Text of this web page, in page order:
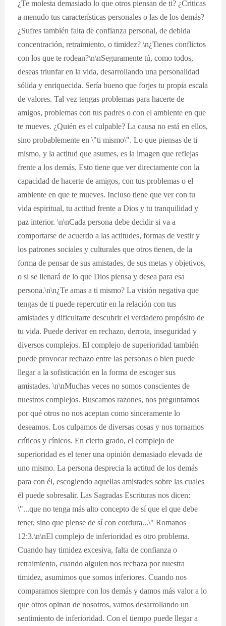
¿Te molesta demasiado lo que otros piensan de ti? ¿Criticas
a menudo tus características personales o las de los demás?
¿Sufres también falta de confianza personal, de debida
concentración, retraimiento, o timidez? \n¿Tienes conflictos
con los que te rodean?\n\nSeguramente tú, como todos,
deseas triunfar en la vida, desarrollando una personalidad
sólida y enriquecida. Sería bueno que forjes tu propia escala
de valores. Tal vez tengas problemas para hacerte de
amigos, problemas con tus padres o con el ambiente en que
te mueves. ¿Quién es el culpable? La causa no está en ellos,
sino probablemente en \"ti mismo\". Lo que piensas de ti
mismo, y la actitud que asumes, es la imagen que reflejas
frente a los demás. Esto tiene que ver directamente con la
capacidad de hacerte de amigos, con tus problemas o el
ambiente en que te mueves. Incluso tiene que ver con tu
vida espiritual, tu actitud frente a Dios y tu tranquilidad y
paz interior. \n\nCada persona debe decidir si va a
comportarse de acuerdo a las actitudes, formas de vestir y
los patrones sociales y culturales que otros tienen, de la
forma de pensar de sus amistades, de sus metas y objetivos,
o si se llenará de lo que Dios piensa y desea para esa
persona.\n\n¿Te amas a ti mismo? La visión negativa que
tengas de ti puede repercutir en la relación con tus
amistades y dificultarte descubrir el verdadero propósito de
tu vida. Puede derivar en rechazo, derrota, inseguridad y
diversos complejos. El complejo de superioridad también
puede provocar rechazo entre las personas o bien puede
llegar a la sofisticación en la forma de escoger sus
amistades. \n\nMuchas veces no somos conscientes de
nuestros complejos. Buscamos razones, nos preguntamos
por qué otros no nos aceptan como sinceramente lo
deseamos. Los culpamos de diversas cosas y nos tornamos
críticos y cínicos. En cierto grado, el complejo de
superioridad es el tener una opinión demasiado elevada de
uno mismo. La persona desprecia la actitud de los demás
para con él, escogiendo aquellas amistades sobre las cuales
él puede sobresalir. Las Sagradas Escrituras nos dicen:
\"...que no tenga más alto concepto de sí que el que debe
tener, sino que piense de sí con cordura...\" Romanos
12:3.\n\nEl complejo de inferioridad es otro problema.
Cuando hay timidez excesiva, falta de confianza o
retraimiento, cuando alguien nos rechaza por nuestra
timidez, asumimos que somos inferiores. Cuando nos
comparamos siempre con los demás y damos más valor a lo
que otros opinan de nosotros, vamos desarrollando un
sentimiento de inferioridad. Con el tiempo puede llegar a